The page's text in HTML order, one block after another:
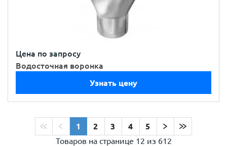
Цена по запросу
Водосточная воронка
Узнать цену
1 2 3 4
5
Товаров на странице 12 из 612